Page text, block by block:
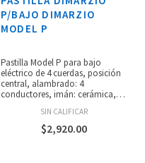
P/BAJO DIMARZIO
MODEL P
Pastilla Model P para bajo
eléctrico de 4 cuerdas, posición
central, alambrado: 4
conductores, imán: cerámica,
espaciado estándar, sonido
pesado con énfasis en el rango
medio, sonido agresivo
SIN CALIFICAR
$2,920.00